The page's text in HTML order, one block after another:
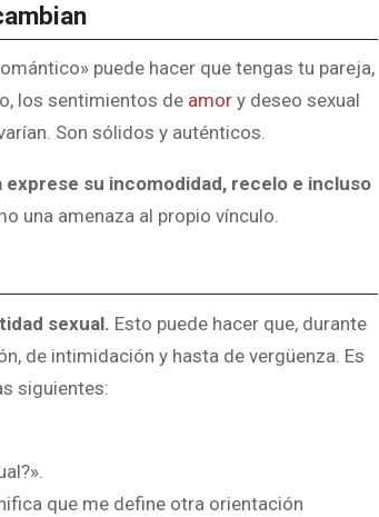
puede hacer que tengas tu pareja,
los sentimientos de amor y deseo sexual
Son sólidos y auténticos.
su incomodidad, recelo e incluso
una amenaza al propio vínculo.
sexual. Esto puede hacer que, durante
de intimidación y hasta de vergüenza. Es
siguientes:
que me define otra orientación